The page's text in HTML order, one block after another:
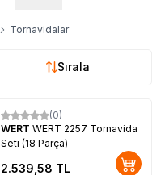
Tornavidalar
Sırala
(0)
WERT WERT 2257 Tornavida
Seti (18 Parça)
2.539,58 TL